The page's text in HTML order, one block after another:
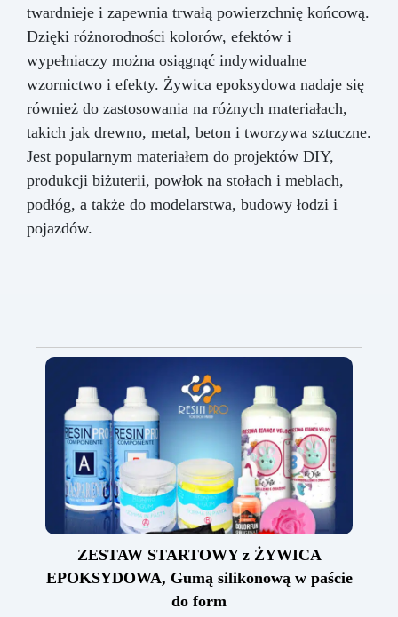
twardnieje i zapewnia trwałą powierzchnię końcową.
Dzięki różnorodności kolorów, efektów i
wypełniaczy można osiągnąć indywidualne
wzornictwo i efekty. Żywica epoksydowa nadaje się
również do zastosowania na różnych materiałach,
takich jak drewno, metal, beton i tworzywa sztuczne.
Jest popularnym materiałem do projektów DIY,
produkcji biżuterii, powłok na stołach i meblach,
podłóg, a także do modelarstwa, budowy łodzi i
pojazdów.
ZESTAW STARTOWY z ŻYWICA
EPOKSYDOWA, Gumą silikonową w paście
do form